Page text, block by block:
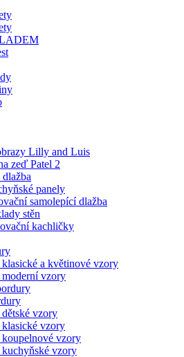
Lilly and Luis
zeď Patel 2
panely
samolepící dlažba
stěn
kachličky
a květinové vzory
vzory
vzory
vzory
vzory
vzory